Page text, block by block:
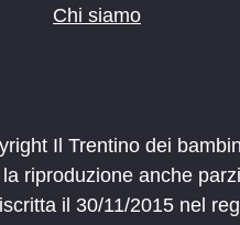
Chi siamo
Il Trentino dei
riproduzione anche
il 30/11/2015 nel